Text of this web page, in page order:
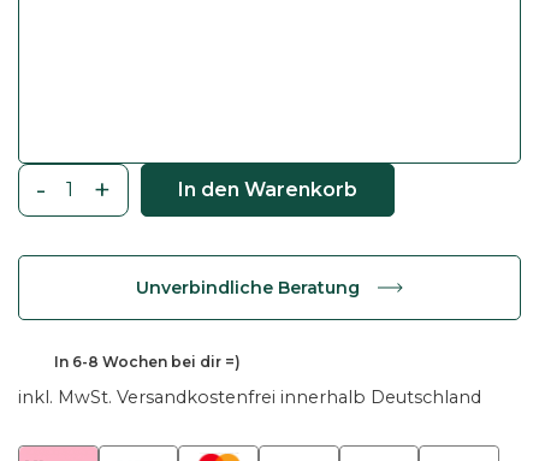
-
s
i
L
+ In den Warenkorb
Unverbindliche Beratung
In 6-8 Wochen bei dir =)
inkl. MwSt. Versandkostenfrei innerhalb Deutschland